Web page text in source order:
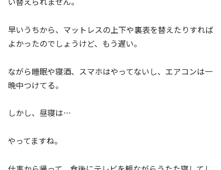
早いうちから、マットレスの上下や裏表を替えたりすれば
よかったのでしょうけど、もう遅い。
ながら睡眠や寝酒、スマホはやってないし、エアコンは一
晩中つけてる。
しかし、昼寝は…
やってますね。